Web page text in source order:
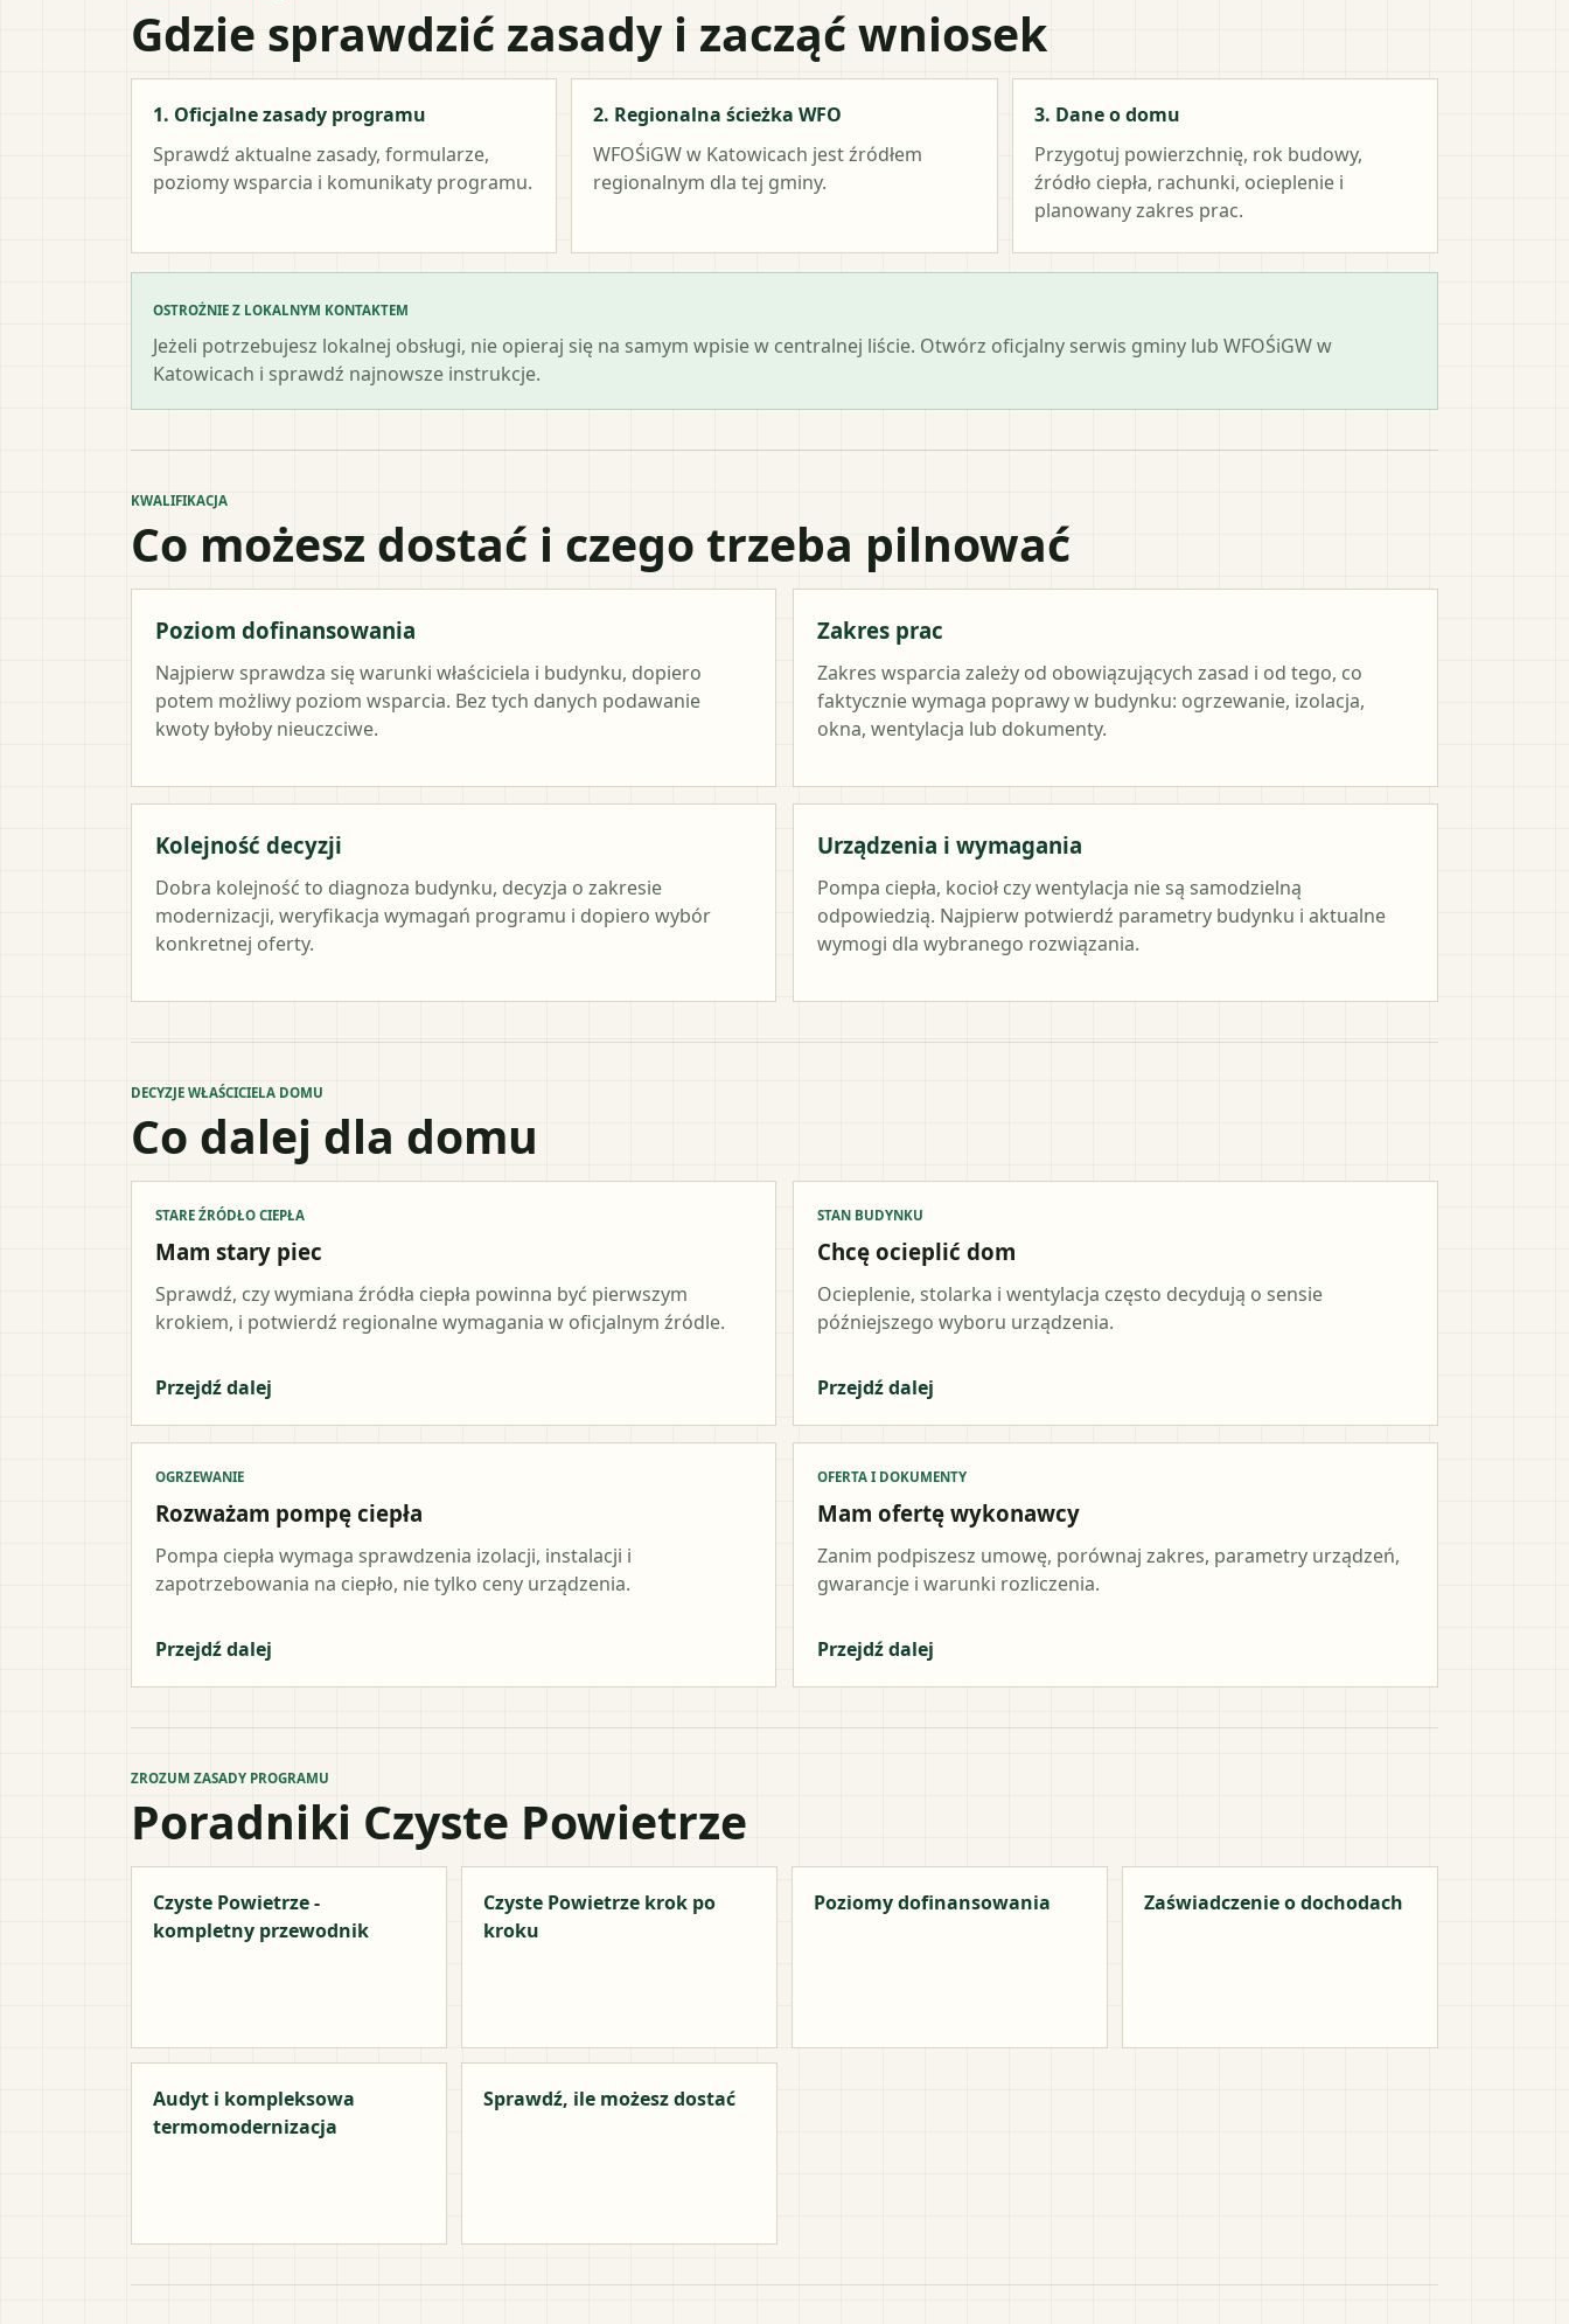
Gdzie sprawdzić zasady i zacząć wniosek
1. Oficjalne zasady programu
Sprawdź aktualne zasady, formularze,
poziomy wsparcia i komunikaty programu.
2. Regionalna ścieżka WFO
WFOŚiGW w Katowicach jest źródłem
regionalnym dla tej gminy.
3. Dane o domu
Przygotuj powierzchnię, rok budowy,
źródło ciepła, rachunki, ocieplenie i
planowany zakres prac.
OSTROŻNIE Z LOKALNYM KONTAKTEM
Jeżeli potrzebujesz lokalnej obsługi, nie opieraj się na samym wpisie w centralnej liście. Otwórz oficjalny serwis gminy lub WFOŚiGW w
Katowicach i sprawdź najnowsze instrukcje.
KWALIFIKACJA
Co możesz dostać i czego trzeba pilnować
Poziom dofinansowania
Najpierw sprawdza się warunki właściciela i budynku, dopiero
potem możliwy poziom wsparcia. Bez tych danych podawanie
kwoty byłoby nieuczciwe.
Zakres prac
Zakres wsparcia zależy od obowiązujących zasad i od tego, co
faktycznie wymaga poprawy w budynku: ogrzewanie, izolacja,
okna, wentylacja lub dokumenty.
Kolejność decyzji
Dobra kolejność to diagnoza budynku, decyzja o zakresie
modernizacji, weryfikacja wymagań programu i dopiero wybór
konkretnej oferty.
Urządzenia i wymagania
Pompa ciepła, kocioł czy wentylacja nie są samodzielną
odpowiedzią. Najpierw potwierdź parametry budynku i aktualne
wymogi dla wybranego rozwiązania.
DECYZJE WŁAŚCICIELA DOMU
Co dalej dla domu
STARE ŹRÓDŁO CIEPŁA
Mam stary piec
Sprawdź, czy wymiana źródła ciepła powinna być pierwszym
krokiem, i potwierdź regionalne wymagania w oficjalnym źródle.
Przejdź dalej
STAN BUDYNKU
Chcę ocieplić dom
Ocieplenie, stolarka i wentylacja często decydują o sensie
późniejszego wyboru urządzenia.
Przejdź dalej
OGRZEWANIE
Rozważam pompę ciepła
Pompa ciepła wymaga sprawdzenia izolacji, instalacji i
zapotrzebowania na ciepło, nie tylko ceny urządzenia.
Przejdź dalej
OFERTA I DOKUMENTY
Mam ofertę wykonawcy
Zanim podpiszesz umowę, porównaj zakres, parametry urządzeń,
gwarancje i warunki rozliczenia.
Przejdź dalej
ZROZUM ZASADY PROGRAMU
Poradniki Czyste Powietrze
Czyste Powietrze -
kompletny przewodnik
Czyste Powietrze krok po
kroku
Poziomy dofinansowania Zaświadczenie o dochodach
Audyt i kompleksowa
termomodernizacja
Sprawdź, ile możesz dostać